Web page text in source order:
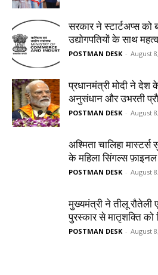
सरकार ने स्टार्टअप्‍स को
उद्योगपतियों के साथ
POSTMAN DESK - August
प्रधानमंत्री मोदी ने देश
अनुसंधान और उभरती
POSTMAN DESK - August
अश्मिता चालिहा
के महिला सिंगल्स
POSTMAN DESK - August
मुख्यमंत्री ने तीलू रौतेली
पुरस्कार से मातृशक्ति को
POSTMAN DESK - August